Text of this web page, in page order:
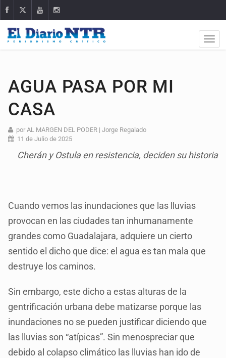
AGUA PASA POR MI
CASA
por AL MARGEN DEL PODER | Jorge Regalado
11 de Julio de 2025
Cherán y Ostula en resistencia, deciden su historia
Cuando vemos las inundaciones que las lluvias
provocan en las ciudades tan inhumanamente
grandes como Guadalajara, adquiere un cierto
sentido el dicho que dice: el agua es tan mala que
destruye los caminos.
Sin embargo, este dicho a estas alturas de la
gentrificación urbana debe matizarse porque las
inundaciones no se pueden justificar diciendo que
las lluvias son “atípicas”. Sin menospreciar que
debido al colapso climático las lluvias han ido de